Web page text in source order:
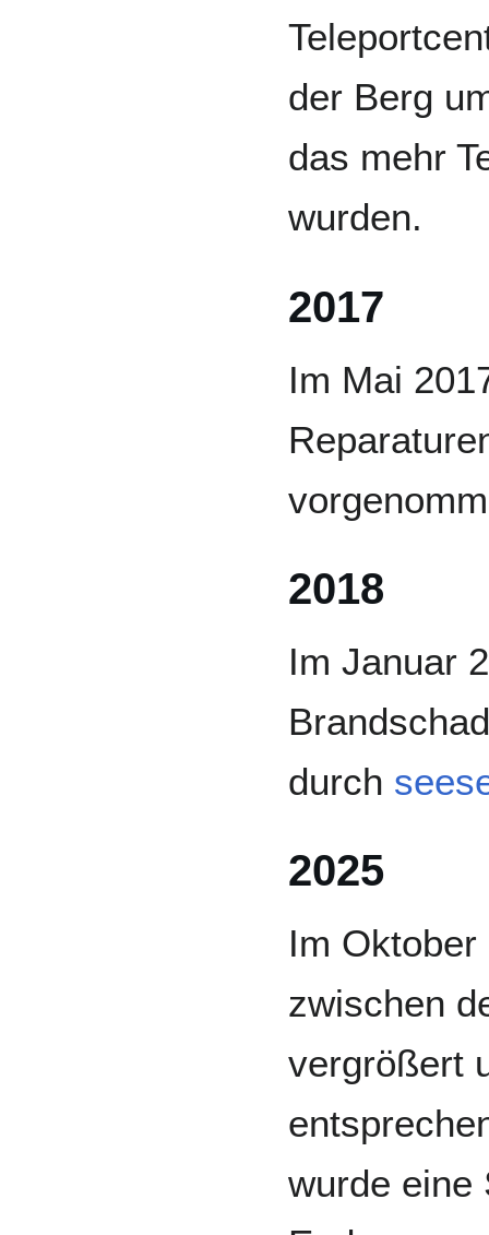
der Berg
das mehr
wurden.
2017
Im Mai
2018
Im Januar
durch
2025
Im
zwischen
vergrößert
wurde eine